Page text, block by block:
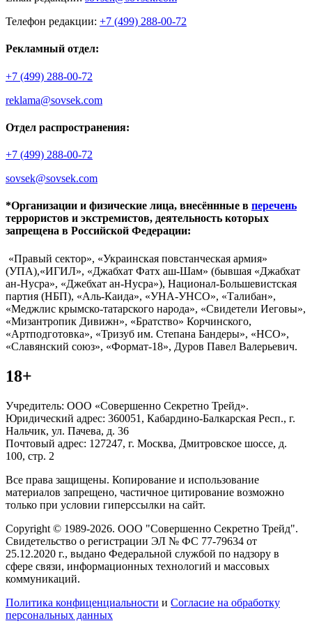
Телефон редакции: +7 (499) 288-00-72
Рекламный отдел:
+7 (499) 288-00-72
reklama@sovsek.com
Отдел распространения:
+7 (499) 288-00-72
sovsek@sovsek.com
*Организации и физические лица, внесённные в перечень
террористов и экстремистов, деятельность которых
запрещена в Российской Федерации:
«Правый сектор», «Украинская повстанческая армия»
(УПА),«ИГИЛ», «Джабхат Фатх аш-Шам» (бывшая «Джабхат
ан-Нусра», «Джебхат ан-Нусра»), Национал-Большевистская
партия (НБП), «Аль-Каида», «УНА-УНСО», «Талибан»,
«Меджлис крымско-татарского народа», «Свидетели Иеговы»,
«Мизантропик Дивижн», «Братство» Корчинского,
«Артподготовка», «Тризуб им. Степана Бандеры», «НСО»,
«Славянский союз», «Формат-18», Дуров Павел Валерьевич.
18+
Учредитель: ООО «Совершенно Секретно Трейд».
Юридический адрес: 360051, Кабардино-Балкарская Респ., г.
Нальчик, ул. Пачева, д. 36
Почтовый адрес: 127247, г. Москва, Дмитровское шоссе, д.
100, стр. 2
Все права защищены. Копирование и использование
материалов запрещено, частичное цитирование возможно
только при условии гиперссылки на сайт.
Copyright © 1989-2026. ООО "Совершенно Секретно Трейд".
Свидетельство о регистрации ЭЛ № ФС 77-79634 от
25.12.2020 г., выдано Федеральной службой по надзору в
сфере связи, информационных технологий и массовых
коммуникаций.
Политика конфиценциальности и Согласие на обработку
персональных данных